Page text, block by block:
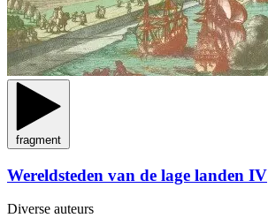
fragment
Wereldsteden van de lage landen IV
Diverse auteurs